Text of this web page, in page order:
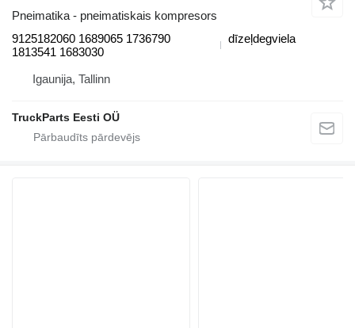
Pneimatika - pneimatiskais kompresors
9125182060 1689065 1736790
1813541 1683030
dīzeļdegviela
Igaunija, Tallinn
TruckParts Eesti OÜ